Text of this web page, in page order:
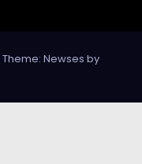
Theme: Newses by